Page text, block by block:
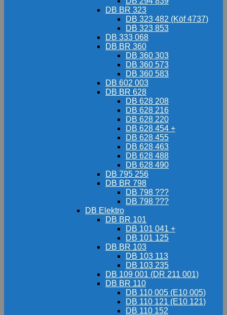
DB BR 323
DB 323 482 (Köf 4737)
DB 323 853
DB 333 068
DB BR 360
DB 360 303
DB 360 573
DB 360 583
DB 602 003
DB BR 628
DB 628 208
DB 628 216
DB 628 220
DB 628 454 +
DB 628 455
DB 628 463
DB 628 488
DB 628 490
DB 795 256
DB BR 798
DB 798 ???
DB 798 ???
DB Elektro
DB BR 101
DB 101 041 +
DB 101 125
DB BR 103
DB 103 113
DB 103 235
DB 109 001 (DR 211 001)
DB BR 110
DB 110 005 (E10 005)
DB 110 121 (E10 121)
DB 110 152